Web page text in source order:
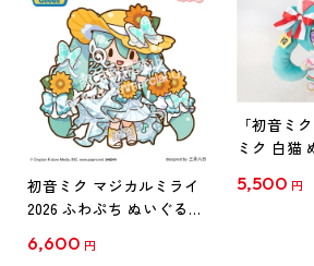
初音ミク マジカルミライ
2026 ふわぷち ぬいぐるみ
6,600 円
「初音ミ
ミク 白猫
5,500 円